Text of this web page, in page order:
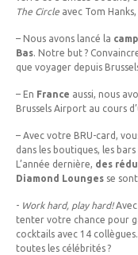
The Circle avec Tom
– Nous avons lancé la
Bas. Notre but ?
que voyager depuis
– En France aussi, nous
Brussels Airport au cours
– Avec votre BRU-card,
dans les boutiques, les
L’année dernière, des
Diamond Lounges se
- Work hard, play hard!Avec
tenter votre chance pour
cocktails avec 14
toutes les célébrités ?